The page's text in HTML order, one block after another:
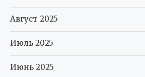
Август 2025
Июль 2025
Июнь 2025